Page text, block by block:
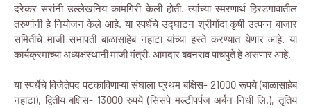
दरेकर सरांनी उल्लेखनिय कामगिरी केली होती. त्यांच्या स्मरणार्थ हिरडगावातील
तरुणांनी हे नियोजन केले आहे. या स्पर्धेचे उद्घाटन श्रीगोंदा कृषी उत्पन्न बाजार
समितीचे माजी सभापती बाळासाहेब नहाटा यांच्या हस्ते करण्यात येणार आहे. या
कार्यक्रमाच्या अध्यक्षस्थानी माजी मंत्री, आमदार बबनराव पाचपुते हे असणार आहे.
या स्पर्धेचे विजेतेपद पटकाविणाऱ्या संघाला प्रथम बक्षिस- 21000 रूपये (बाळासाहेब
नहाटा), द्वितीय बक्षिस- 13000 रुपये (सिसपे मल्टीपर्पज अर्बन निधी लि.), तृतिय